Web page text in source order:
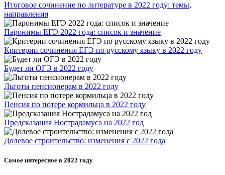
Итоговое сочинение по литературе в 2022 году: темы,
направления
Паронимы ЕГЭ 2022 года: список и значение
Критерии сочинения ЕГЭ по русскому языку в 2022 году
Будет ли ОГЭ в 2022 году
Льготы пенсионерам в 2022 году
Пенсия по потере кормильца в 2022 году
Предсказания Нострадамуса на 2022 год
Долевое строительство: изменения с 2022 года
Самое интересное в 2022 году